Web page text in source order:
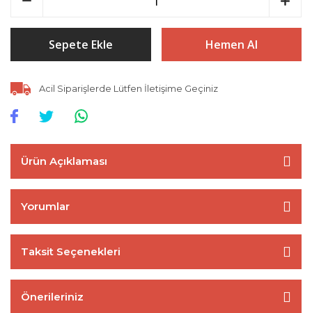
Sepete Ekle Hemen Al
Acil Siparişlerde Lütfen İletişime Geçiniz
Ürün Açıklaması
Yorumlar
Taksit Seçenekleri
Önerileriniz